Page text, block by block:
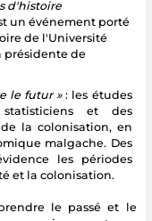
d'histoire
un événement porté
de l'Université
présidente de
le futur »: les études
et des
la colonisation, en
malgache. Des
les périodes
et la colonisation.
le passé et le